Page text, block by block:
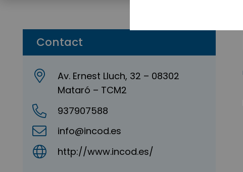
Contact
Av. Ernest Lluch, 32 – 08302
Mataró – TCM2
937907588
info@incod.es
http://www.incod.es/